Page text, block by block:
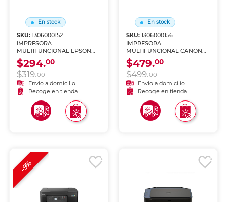
En stock
SKU:1306000152
IMPRESORA
MULTIFUNCIONAL EPSON
L4360 TANQUE DE TINTA
(IMPRIME, COPIA Y
ESCANEA)
$294.00
$319.00
Envío a domicilio
Recoge en tienda
En stock
SKU: 1306000156
IMPRESORA
MULTIFUNCIONAL CANON
G4180 TINTA CONTINUA
$479.00
$499.00
Envío a domicilio
Recoge en tienda
-9%